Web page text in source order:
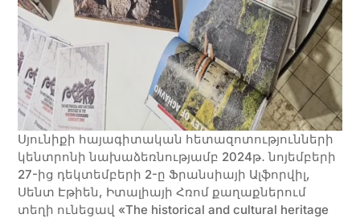
Սյունիքի հայագիտական հետազոտությունների
կենտրոնի նախաձեռնությամբ 2024թ․ նոյեմբերի
27-ից դեկտեմբերի 2-ը Ֆրանսիայի Ալֆորվիլ,
Սենտ Էթիեն, Իտալիայի Հռոմ քաղաքներում
տեղի ունեցավ «The historical and cultural heritage